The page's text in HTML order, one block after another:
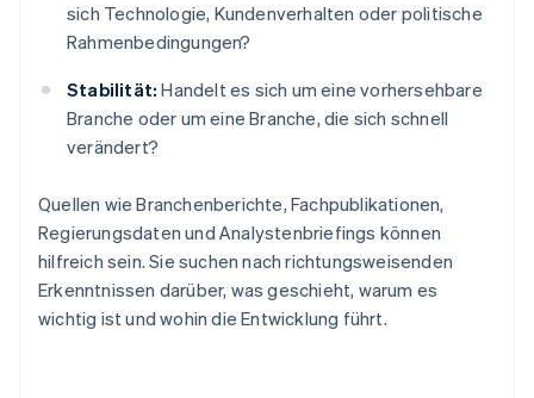
sich Technologie, Kundenverhalten oder politische
Rahmenbedingungen?
Stabilität: Handelt es sich um eine vorhersehbare
Branche oder um eine Branche, die sich schnell
verändert?
Quellen wie Branchenberichte, Fachpublikationen,
Regierungsdaten und Analystenbriefings können
hilfreich sein. Sie suchen nach richtungsweisenden
Erkenntnissen darüber, was geschieht, warum es
wichtig ist und wohin die Entwicklung führt.